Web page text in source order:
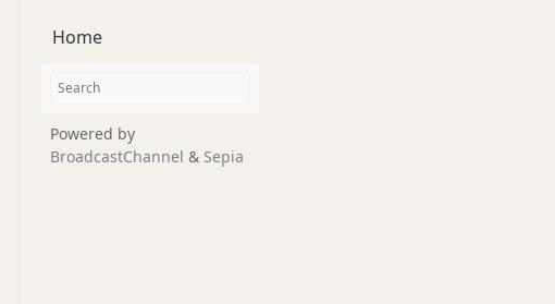
Home
Powered by
BroadcastChannel & Sepia